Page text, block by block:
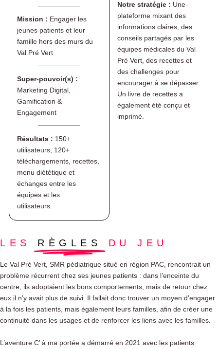
Mission : Engager les
jeunes patients et leur
famille hors des murs du
Val Pré Vert
Super-pouvoir(s) :
Marketing Digital,
Gamification &
Engagement
Résultats : 150+
utilisateurs, 120+
téléchargements, recettes,
menu diététique et
échanges entre les
équipes et les
utilisateurs.
Notre stratégie : Une
plateforme mixant des
informations claires, des
conseils partagés par les
équipes médicales du Val
Pré Vert, des recettes et
des challenges pour
encourager à se dépasser.
Un livre de recettes a
également été conçu et
imprimé.
LES RÈGLES DU JEU
Le Val Pré Vert, SMR pédiatrique situé en région PAC, rencontrait un
problème récurrent chez ses jeunes patients : dans l’enceinte du
centre, ils adoptaient les bons comportements, mais de retour chez
eux il n’y avait plus de suivi. Il fallait donc trouver un moyen d’engager
à la fois les patients, mais également leurs familles, afin de créer une
continuité dans les usages et de renforcer les liens avec les familles.
L’aventure C’ à ma portée a démarré en 2021 avec les patients